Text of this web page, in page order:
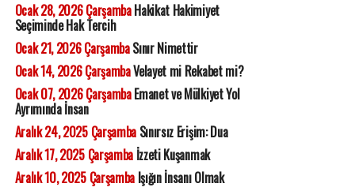
Ocak 28, 2026 ÇarşambaHakikat Hakimiyet
Seçiminde Hak Tercih
Ocak 21, 2026 ÇarşambaSınır Nimettir
Ocak 14, 2026 ÇarşambaVelayet mi Rekabet mi?
Ocak 07, 2026 ÇarşambaEmanet ve Mülkiyet Yol
Ayrımında İnsan
Aralık 24, 2025 ÇarşambaSınırsız Erişim: Dua
Aralık 17, 2025 Çarşambaİzzeti Kuşanmak
Aralık 10, 2025 ÇarşambaIşığın İnsanı Olmak